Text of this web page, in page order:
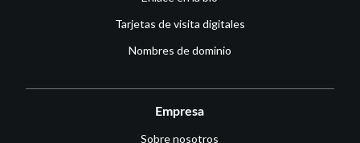
Tarjetas de visita digitales
Nombres de dominio
Empresa
Sobre nosotros